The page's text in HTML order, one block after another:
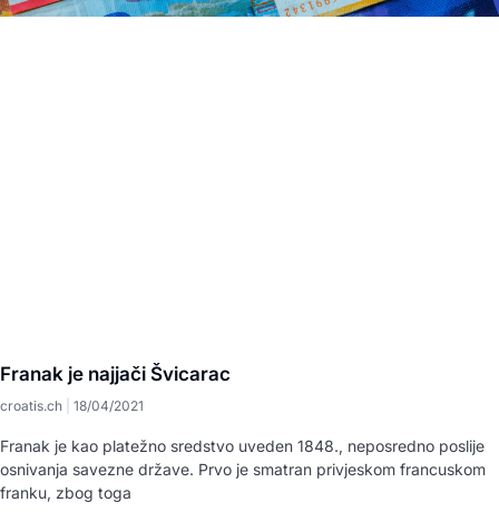
Franak je najjači Švicarac
croatis.ch 18/04/2021
Franak je kao platežno sredstvo uveden 1848., neposredno poslije
osnivanja savezne države. Prvo je smatran privjeskom francuskom
franku, zbog toga